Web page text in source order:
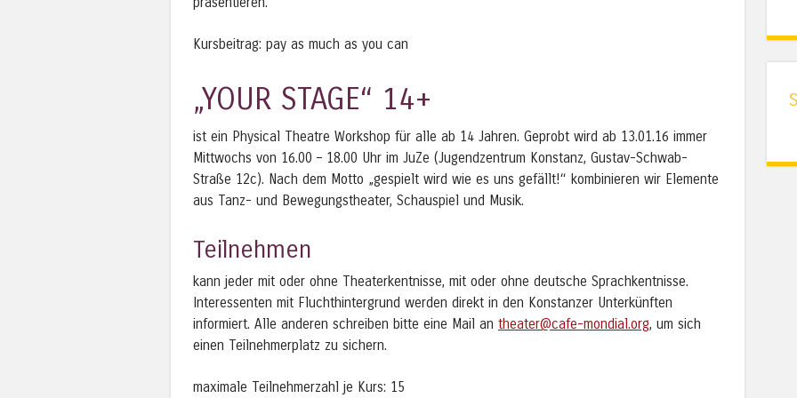
Kursbeitrag: pay as much as you can
„YOUR STAGE“ 14+
ist ein Physical Theatre Workshop für alle ab 14 Jahren. Geprobt wird ab 13.01.16 immer
Mittwochs von 16.00 – 18.00 Uhr im JuZe (Jugendzentrum Konstanz, Gustav-Schwab-
Straße 12c). Nach dem Motto „gespielt wird wie es uns gefällt!“ kombinieren wir Elemente
aus Tanz- und Bewegungstheater, Schauspiel und Musik.
Teilnehmen
kann jeder mit oder ohne Theaterkentnisse, mit oder ohne deutsche Sprachkentnisse.
Interessenten mit Fluchthintergrund werden direkt in den Konstanzer Unterkünften
informiert. Alle anderen schreiben bitte eine Mail an theater@cafe-mondial.org, um sich
einen Teilnehmerplatz zu sichern.
maximale Teilnehmerzahl je Kurs: 15